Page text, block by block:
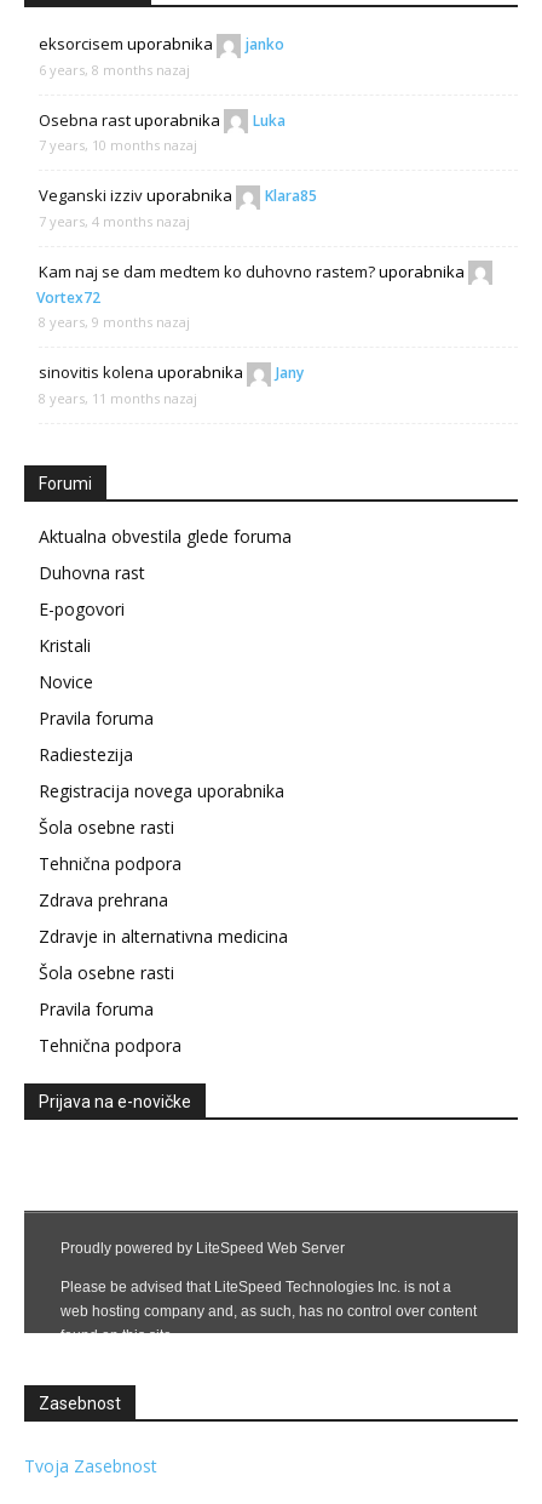
eksorcisem uporabnika janko
6 years, 8 months nazaj
Osebna rastuporabnika Luka
7 years, 10 months nazaj
Veganski izzivuporabnika Klara85
7 years, 4 months nazaj
Kam naj se dam medtem ko duhovno rastem?uporabnika
Vortex72
8 years, 9 months nazaj
sinovitis kolena uporabnika Jany
8 years, 11 months nazaj
Forumi
Aktualna obvestila glede foruma
Duhovna rast
E-pogovori
Kristali
Novice
Pravila foruma
Radiestezija
Registracija novega uporabnika
Šola osebne rasti
Tehnična podpora
Zdrava prehrana
Zdravje in alternativna medicina
Šola osebne rasti
Pravila foruma
Tehnična podpora
Prijava na e-novičke
Zasebnost
Tvoja Zasebnost